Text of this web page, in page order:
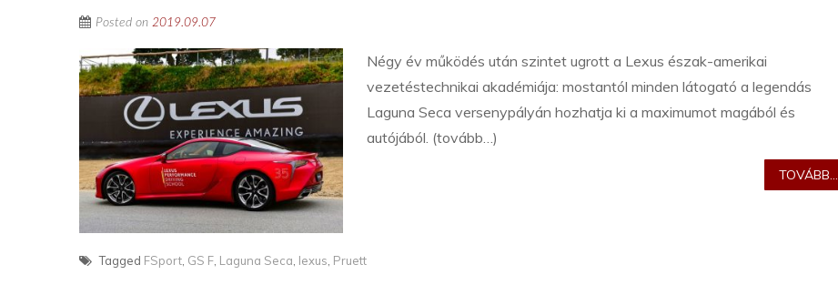
Posted on 2019.09.07
Négy év működés után szintet ugrott a Lexus észak-amerikai
vezetéstechnikai akadémiája: mostantól minden látogató a legendás
Laguna Seca versenypályán hozhatja ki a maximumot magából és
autójából. (tovább…)
TOVÁBB...
Tagged FSport, GS F, Laguna Seca, lexus, Pruett